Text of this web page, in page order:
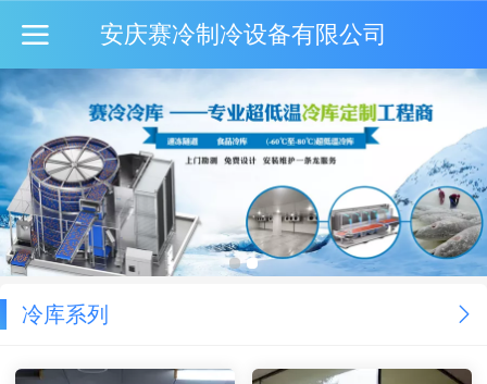
安庆赛冷制冷设备有限公司
冷库系列